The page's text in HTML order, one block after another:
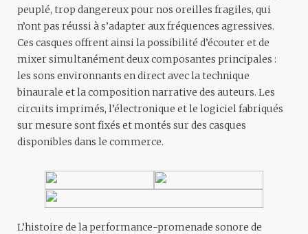
peuplé, trop dangereux pour nos oreilles fragiles, qui
n’ont pas réussi à s’adapter aux fréquences agressives.
Ces casques offrent ainsi la possibilité d’écouter et de
mixer simultanément deux composantes principales :
les sons environnants en direct avec la technique
binaurale et la composition narrative des auteurs. Les
circuits imprimés, l’électronique et le logiciel fabriqués
sur mesure sont fixés et montés sur des casques
disponibles dans le commerce.
L’histoire de la performance-promenade sonore de